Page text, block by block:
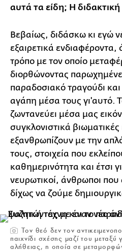
αυτά τα είδη; Η
Βεβαίως, διδάσκω κι εγώ
εξαιρετικά
τρόπο με τον οποίο
διορθώνοντας
παραδοσιακό τραγούδι
αγάπη μέσα τους γι'αυτό.
ζωντανεύει μέσα μας
συγκλονιστικά
εξανθρωπίζουν με την
τους, στοιχεία που
καθημερινότητα και έτσι
νευρωτικοί, άνθρωποι
δίχως να ζούμε
Τον θεό δεν τον
παιχνίδι σχέσης μαζί του μεταξύ
αλήθειας, η οποία σε